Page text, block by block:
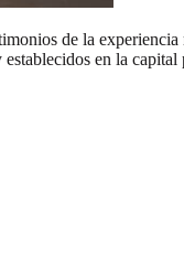
de la experiencia
en la capital